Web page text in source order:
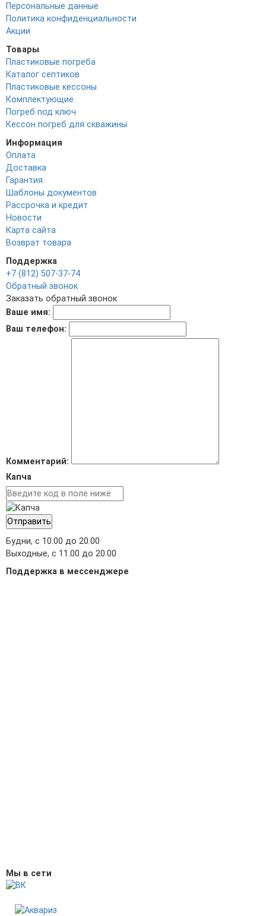
Персональные данные
Политика конфиденциальности
Акции
Товары
Пластиковые погреба
Каталог септиков
Пластиковые кессоны
Комплектующие
Погреб под ключ
Кессон погреб для скважины
Информация
Оплата
Доставка
Гарантия
Шаблоны документов
Рассрочка и кредит
Новости
Карта сайта
Возврат товара
Поддержка
+7 (812) 507-37-74
Обратный звонок
Заказать обратный звонок
Ваше имя:
Ваш телефон:
Комментарий:
Капча
Отправить
Будни, с 10.00 до 20.00
Выходные, с 11.00 до 20.00
Поддержка в мессенджере
Мы в сети